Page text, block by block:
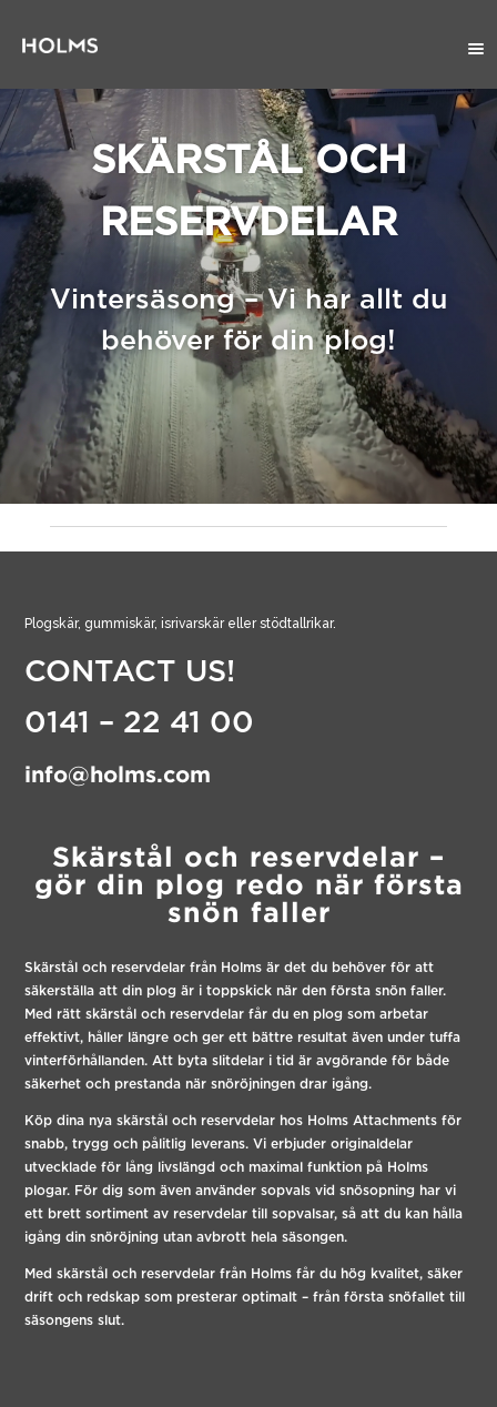
SKÄRSTÅL OCH
RESERVDELAR
Vintersäsong – Vi har allt du
behöver för din plog!
Plogskär, gummiskär, isrivarskär eller stödtallrikar.
CONTACT US!
0141 – 22 41 00
info@holms.com
Skärstål och reservdelar –
gör din plog redo när första
snön faller
Skärstål och reservdelar från Holms är det du behöver för att
säkerställa att din plog är i toppskick när den första snön faller.
Med rätt skärstål och reservdelar får du en plog som arbetar
effektivt, håller längre och ger ett bättre resultat även under tuffa
vinterförhållanden. Att byta slitdelar i tid är avgörande för både
säkerhet och prestanda när snöröjningen drar igång.
Köp dina nya skärstål och reservdelar hos Holms Attachments för
snabb, trygg och pålitlig leverans. Vi erbjuder originaldelar
utvecklade för lång livslängd och maximal funktion på Holms
plogar. För dig som även använder sopvals vid snösopning har vi
ett brett sortiment av reservdelar till sopvalsar, så att du kan hålla
igång din snöröjning utan avbrott hela säsongen.
Med skärstål och reservdelar från Holms får du hög kvalitet, säker
drift och redskap som presterar optimalt – från första snöfallet till
säsongens slut.